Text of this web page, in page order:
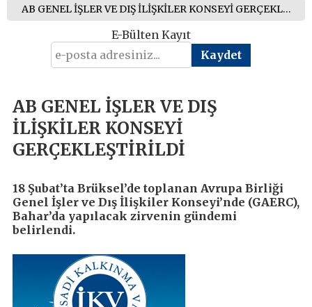
AB GENEL İŞLER VE DIŞ İLİŞKİLER KONSEYİ GERÇEKLEŞTİRİLDİ
E-Bülten Kayıt
AB GENEL İŞLER VE DIŞ
İLİŞKİLER KONSEYİ
GERÇEKLEŞTİRİLDİ
18 Şubat’ta Brüksel’de toplanan Avrupa Birliği
Genel İşler ve Dış İlişkiler Konseyi’nde (GAERC),
Bahar’da yapılacak zirvenin gündemi
belirlendi.